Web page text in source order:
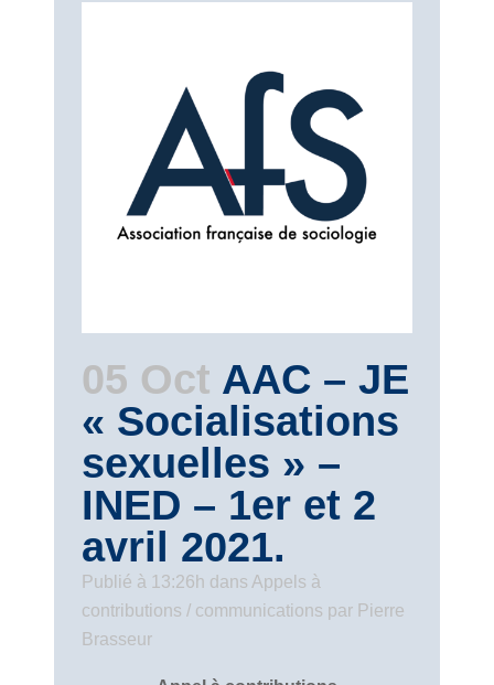
05 Oct AAC – JE
« Socialisations
sexuelles » –
INED – 1er et 2
avril 2021.
Publié à 13:26h dans Appels à
contributions / communications par Pierre
Brasseur